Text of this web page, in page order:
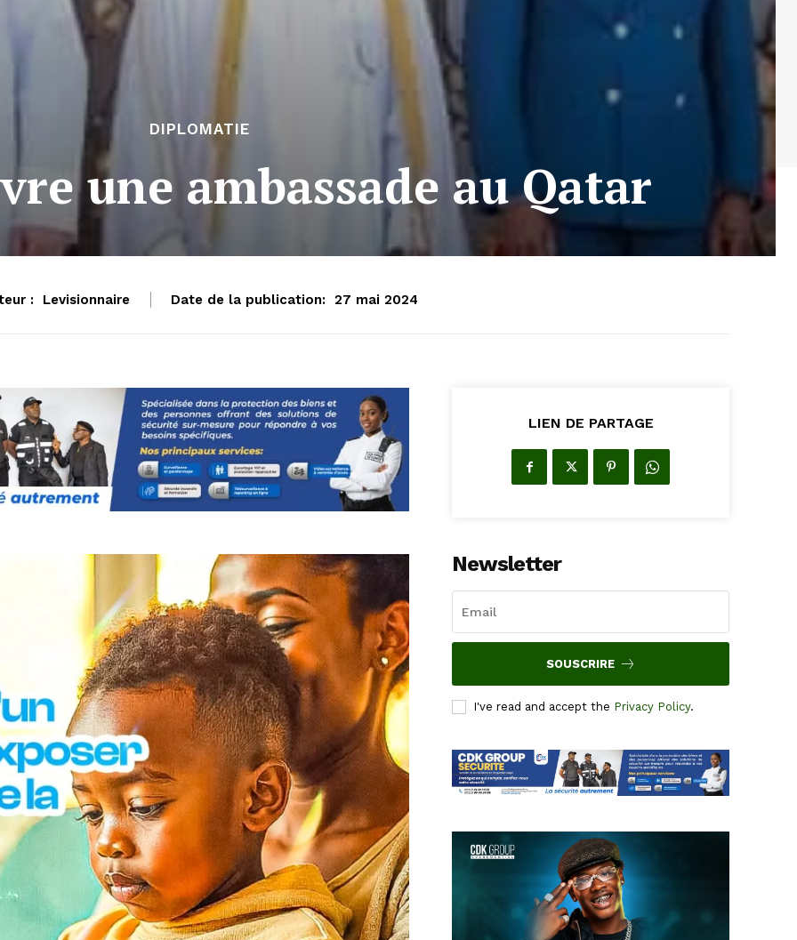
DIPLOMATIE
une ambassade au Qatar
: Levisionnaire Date de la publication: 27 mai 2024
LIEN DE PARTAGE
Newsletter
SOUSCRIRE
I've read and accept the Privacy Policy.